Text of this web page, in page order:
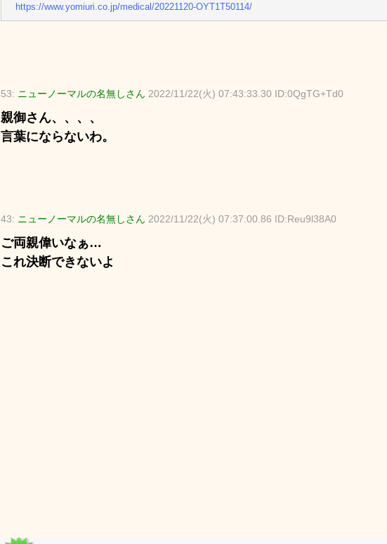
https://www.yomiuri.co.jp/medical/20221120-OYT1T50114/
53: ニューノーマルの名無しさん 2022/11/22(火) 07:43:33.30 ID:0QgTG+Td0
親御さん、、、、
言葉にならないわ。
43: ニューノーマルの名無しさん 2022/11/22(火) 07:37:00.86 ID:Reu9l38A0
ご両親偉いなぁ…
これ決断できないよ